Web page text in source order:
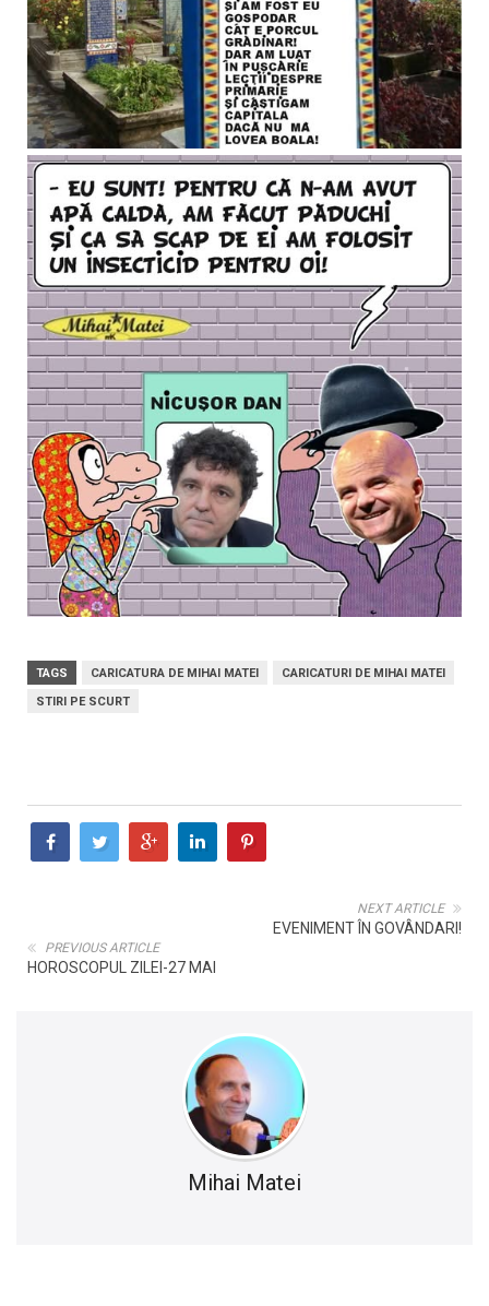
TAGS CARICATURA DE MIHAI MATEI
CARICATURI DE MIHAI MATEI
STIRI PE SCURT
NEXT ARTICLE
EVENIMENT ÎN GOVÂNDARI!
PREVIOUS ARTICLE
HOROSCOPUL ZILEI-27 MAI
Mihai Matei